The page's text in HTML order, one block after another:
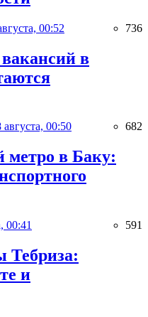
00:52 736
в
августа, 00:50 682
метро в Баку:
00:41 591
Тебриза:
и